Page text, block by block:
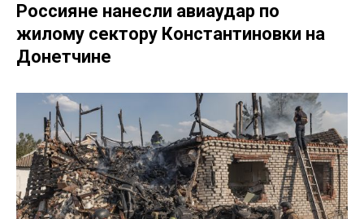
Россияне нанесли авиаудар по
жилому сектору Константиновки на
Донетчине